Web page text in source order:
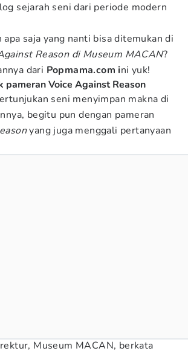
sejarah seni dari periode modern
apa saja yang nanti bisa ditemukan di
Reason di Museum MACAN?
dari Popmama.com ini yuk!
pameran Voice Against Reason
seni menyimpan makna di
begitu pun dengan pameran
yang juga menggali pertanyaan
Museum MACAN, berkata